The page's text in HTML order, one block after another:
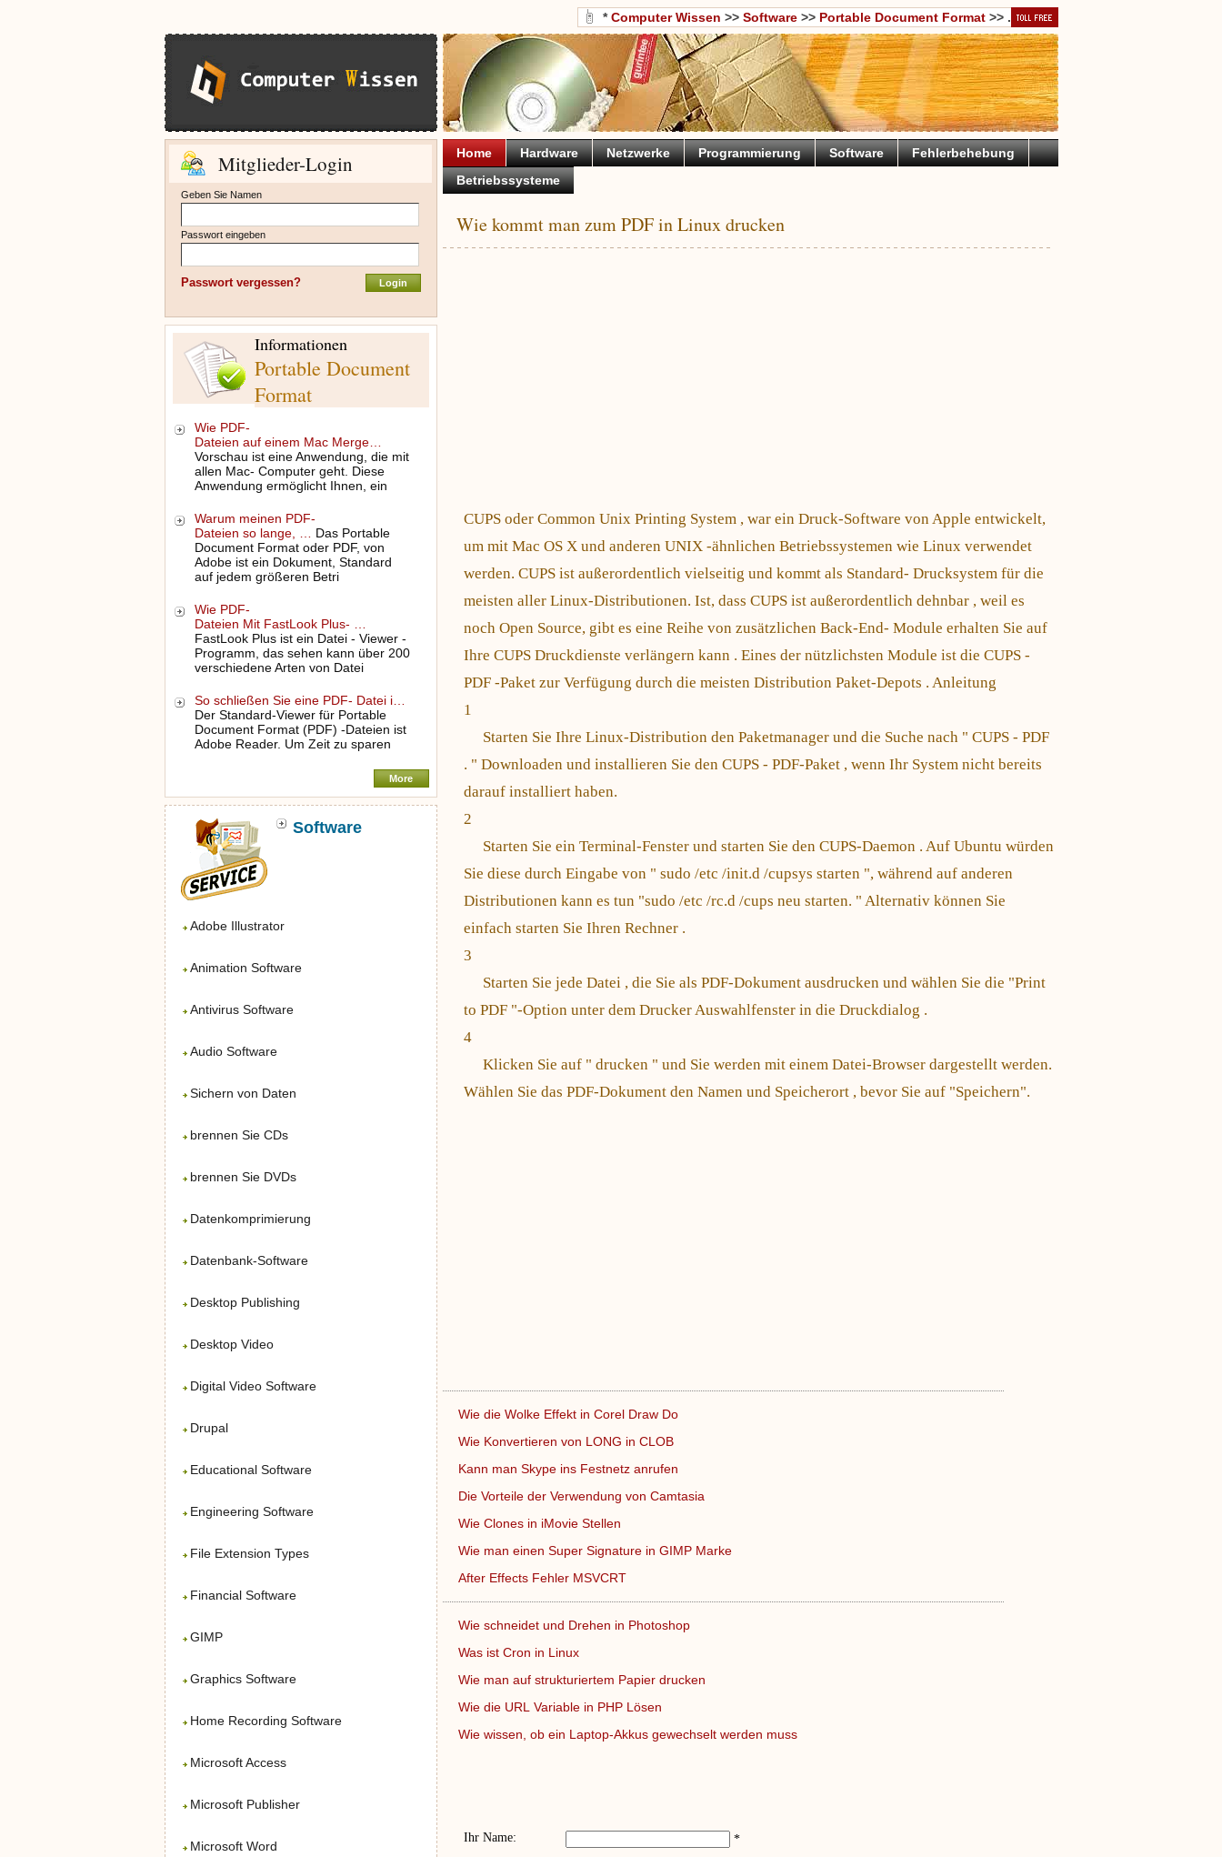
Mitglieder-Login
Geben Sie Namen
Passwort eingeben
Passwort vergessen?
Informationen
Portable Document
Format
Wie PDF-
Dateien auf einem Mac Merge…
Vorschau ist eine Anwendung, die mit
allen Mac- Computer geht. Diese
Anwendung ermöglicht Ihnen, ein
Warum meinen PDF-
Dateien so lange, …
Das Portable
Document Format oder PDF, von
Adobe ist ein Dokument, Standard
auf jedem größeren Betri
Wie PDF-
Dateien Mit FastLook Plus- …
FastLook Plus ist ein Datei - Viewer -
Programm, das sehen kann über 200
verschiedene Arten von Datei
So schließen Sie eine PDF- Datei i…
Der Standard-Viewer für Portable
Document Format (PDF) -Dateien ist
Adobe Reader. Um Zeit zu sparen
More
Software
Adobe Illustrator
Animation Software
Antivirus Software
Audio Software
Sichern von Daten
brennen Sie CDs
brennen Sie DVDs
Datenkomprimierung
Datenbank-Software
Desktop Publishing
Desktop Video
Digital Video Software
Drupal
Educational Software
Engineering Software
File Extension Types
Financial Software
GIMP
Graphics Software
Home Recording Software
Microsoft Access
Microsoft Publisher
Microsoft Word
*Computer Wissen >> Software>> Portable Document Format>> .
Home Hardware Netzwerke Programmierung Software
Fehlerbehebung
Betriebssysteme
Wie kommt man zum PDF in Linux drucken
CUPS oder Common Unix Printing System , war ein Druck-Software von Apple entwickelt,
um mit Mac OS X und anderen UNIX -ähnlichen Betriebssystemen wie Linux verwendet
werden. CUPS ist außerordentlich vielseitig und kommt als Standard- Drucksystem für die
meisten aller Linux-Distributionen. Ist, dass CUPS ist außerordentlich dehnbar , weil es
noch Open Source, gibt es eine Reihe von zusätzlichen Back-End- Module erhalten Sie auf
Ihre CUPS Druckdienste verlängern kann . Eines der nützlichsten Module ist die CUPS -
PDF -Paket zur Verfügung durch die meisten Distribution Paket-Depots . Anleitung
1
Starten Sie Ihre Linux-Distribution den Paketmanager und die Suche nach " CUPS - PDF
. " Downloaden und installieren Sie den CUPS - PDF-Paket , wenn Ihr System nicht bereits
darauf installiert haben.
2
Starten Sie ein Terminal-Fenster und starten Sie den CUPS-Daemon . Auf Ubuntu würden
Sie diese durch Eingabe von " sudo /etc /init.d /cupsys starten ", während auf anderen
Distributionen kann es tun "sudo /etc /rc.d /cups neu starten. " Alternativ können Sie
einfach starten Sie Ihren Rechner .
3
Starten Sie jede Datei , die Sie als PDF-Dokument ausdrucken und wählen Sie die "Print
to PDF "-Option unter dem Drucker Auswahlfenster in die Druckdialog .
4
Klicken Sie auf " drucken " und Sie werden mit einem Datei-Browser dargestellt werden.
Wählen Sie das PDF-Dokument den Namen und Speicherort , bevor Sie auf "Speichern".
Wie die Wolke Effekt in Corel Draw Do
Wie Konvertieren von LONG in CLOB
Kann man Skype ins Festnetz anrufen
Die Vorteile der Verwendung von Camtasia
Wie Clones in iMovie Stellen
Wie man einen Super Signature in GIMP Marke
After Effects Fehler MSVCRT
Wie schneidet und Drehen in Photoshop
Was ist Cron in Linux
Wie man auf strukturiertem Papier drucken
Wie die URL Variable in PHP Lösen
Wie wissen, ob ein Laptop-Akkus gewechselt werden muss
Ihr Name:
*